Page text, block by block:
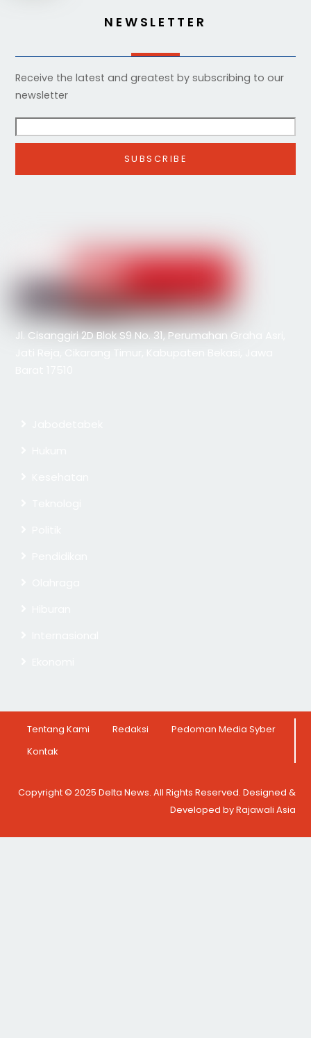
NEWSLETTER
Receive the latest and greatest by subscribing to our
newsletter
Jl. Cisanggiri 2D Blok S9 No. 31, Perumahan Graha Asri,
Jati Reja, Cikarang Timur, Kabupaten Bekasi, Jawa
Tentang Kami Redaksi
Pedoman Media Syber
Kontak
Copyright © 2025 Delta News. All Rights Reserved. Designed &
Developed by Rajawali Asia